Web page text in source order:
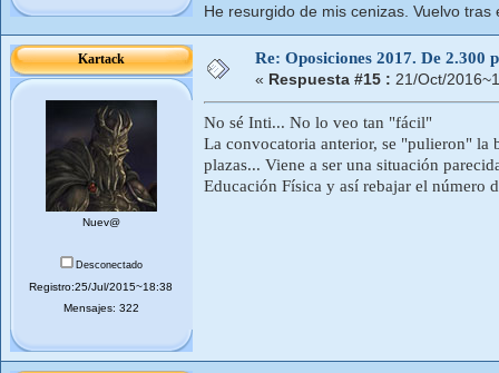
He resurgido de mis cenizas. Vuelvo tras
Kartack
Nuev@
Desconectado
Registro:25/Jul/2015~18:38
Mensajes: 322
Re: Oposiciones 2017. De 2.300
« Respuesta #15 : 21/Oct/
No sé Inti... No lo veo tan "fácil"
La convocatoria anterior, se "pulieron" la
plazas... Viene a ser una situación
Educación Física y así rebajar el número